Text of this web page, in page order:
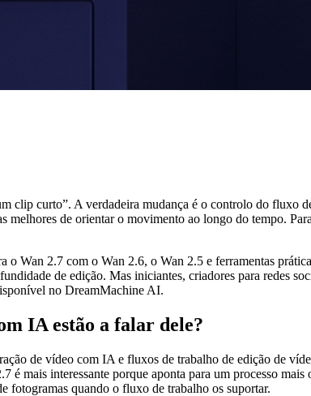
clip curto”. A verdadeira mudança é o controlo do fluxo
de orientar o movimento ao longo do tempo.
Wan 2.7 com o Wan 2.6, o Wan 2.5 e ferramentas
de edição. Mas iniciantes, criadores para redes
no DreamMachine AI.
IA estão a falar dele?
de vídeo com IA e fluxos de trabalho de edição de
mais interessante porque aponta para um processo
fotogramas quando o fluxo de trabalho os suportar.